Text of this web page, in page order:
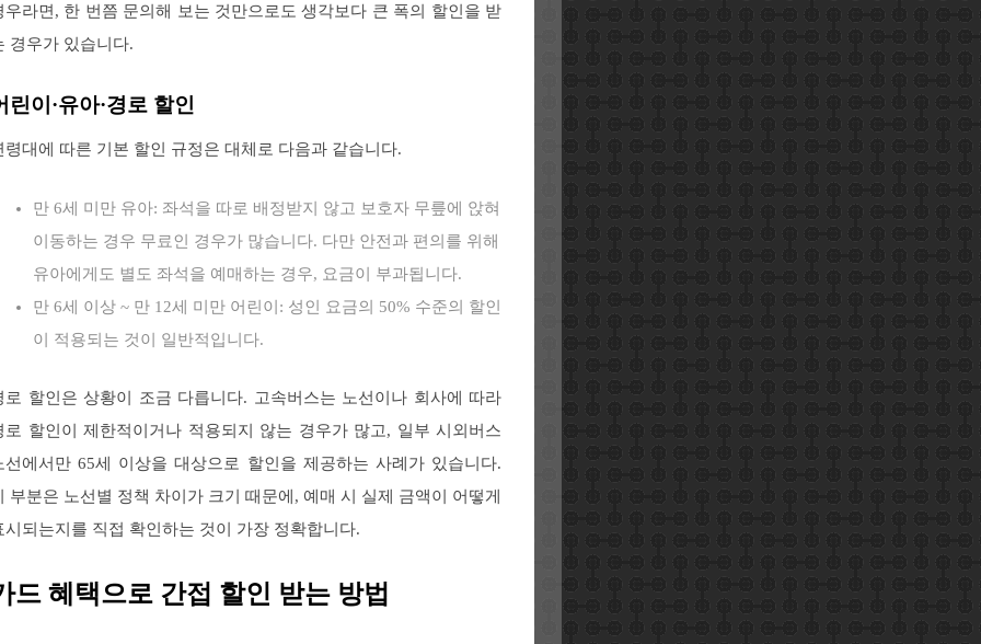
우라면, 한 번쯤 문의해 보는 것만으로도 생각보다 큰 폭의 할인을 받
경우가 있습니다.
린이·유아·경로 할인
령대에 따른 기본 할인 규정은 대체로 다음과 같습니다.
만 6세 미만 유아: 좌석을 따로 배정받지 않고 보호자 무릎에 앉혀
이동하는 경우 무료인 경우가 많습니다. 다만 안전과 편의를 위해
유아에게도 별도 좌석을 예매하는 경우, 요금이 부과됩니다.
만 6세 이상 ~ 만 12세 미만 어린이: 성인 요금의 50% 수준의 할인
이 적용되는 것이 일반적입니다.
로 할인은 상황이 조금 다릅니다. 고속버스는 노선이나 회사에 따라
로 할인이 제한적이거나 적용되지 않는 경우가 많고, 일부 시외버스
선에서만 65세 이상을 대상으로 할인을 제공하는 사례가 있습니다.
부분은 노선별 정책 차이가 크기 때문에, 예매 시 실제 금액이 어떻게
시되는지를 직접 확인하는 것이 가장 정확합니다.
드 혜택으로 간접 할인 받는 방법